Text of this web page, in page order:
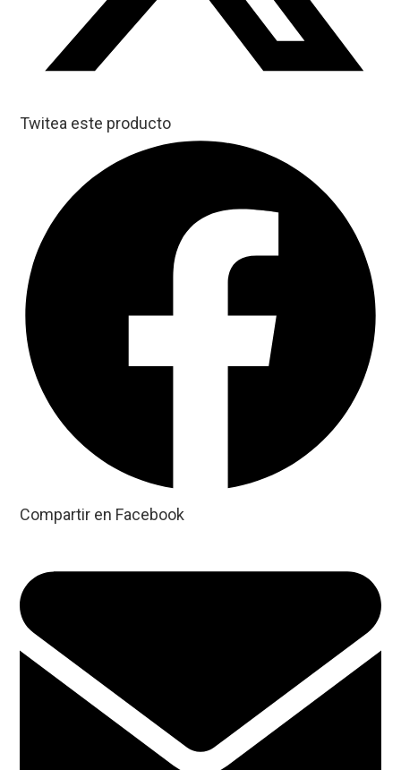
Twitea este producto
Compartir en Facebook